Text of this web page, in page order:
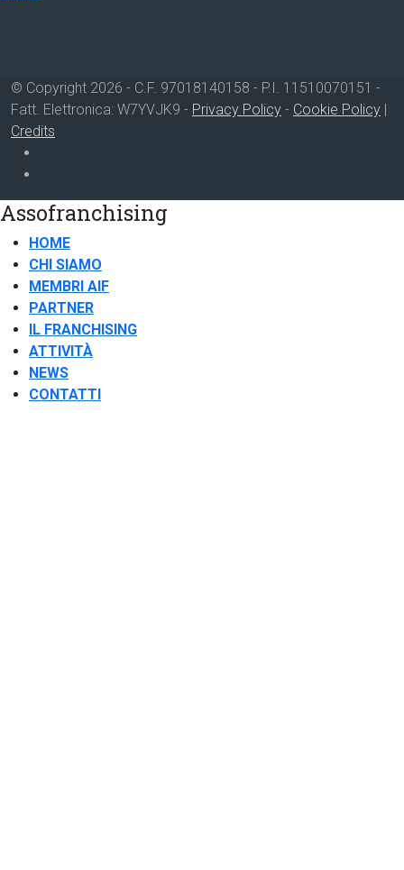
© Copyright 2026 - C.F. 97018140158 - P.I. 11510070151 -
Fatt. Elettronica: W7YVJK9 - Privacy Policy - Cookie Policy |
Credits
Assofranchising
HOME
CHI SIAMO
MEMBRI AIF
PARTNER
IL FRANCHISING
ATTIVITÀ
NEWS
CONTATTI